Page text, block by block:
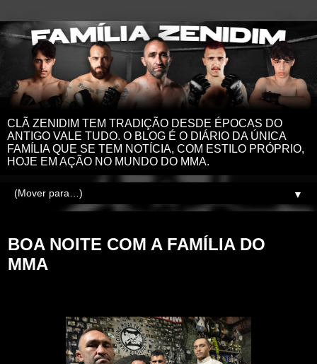
CLÃ ZENIDIM TEM TRADIÇÃO DESDE ÉPOCAS DO
ANTIGO VALE TUDO. O BLOG É O DIÁRIO DA ÚNICA
FAMÍLIA QUE SE TEM NOTÍCIA, COM ESTILO PRÓPRIO,
HOJE EM AÇÃO NO MUNDO DO MMA.
▼
BOA NOITE COM A FAMÍLIA DO
MMA